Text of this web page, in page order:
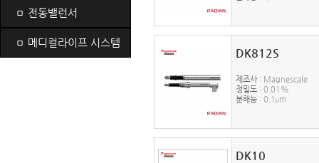
ㅁ 전동밸런서
ㅁ 메디컬라이프 시스템
DK812S
제조사 : Magnescale
정밀도 : 0.01%
분해능 : 0.1μm
DK10